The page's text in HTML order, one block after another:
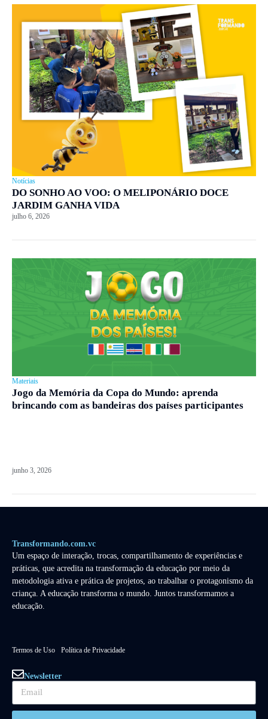
Notícias
DO SONHO AO VOO: O MELIPONÁRIO DOCE
JARDIM GANHA VIDA
julho 6, 2026
Materiais
Jogo da Memória da Copa do Mundo: aprenda
brincando com as bandeiras dos países participantes
junho 3, 2026
Transformando.com.vc
Um espaço de interação, trocas, compartilhamento de experiências e
práticas, que acredita na transformação da educação por meio da
metodologia ativa e prática de projetos, ao trabalhar o protagonismo da
criança. A educação transforma o mundo. Juntos transformamos a
educação.
Termos de Uso Política de Privacidade
Newsletter